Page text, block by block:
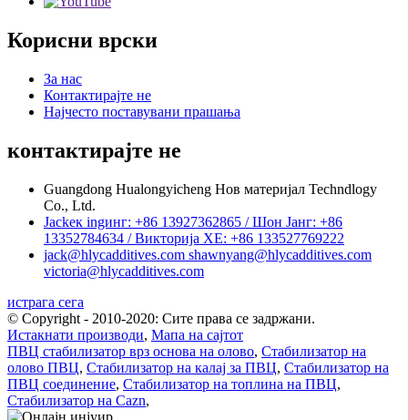
Корисни врски
За нас
Контактирајте не
Најчесто поставувани прашања
контактирајте не
Guangdong Hualongyicheng Нов материјал Techndlogy
Co., Ltd.
Jackек ingинг: +86 13927362865 / Шон Јанг: +86
13352784634 / Викторија ХЕ: +86 133527769222
jack@hlycadditives.com shawnyang@hlycadditives.com
victoria@hlycadditives.com
истрага сега
© Copyright - 2010-2020: Сите права се задржани.
Истакнати производи, Мапа на сајтот
ПВЦ стабилизатор врз основа на олово, Стабилизатор на
олово ПВЦ, Стабилизатор на калај за ПВЦ, Стабилизатор на
ПВЦ соединение, Стабилизатор на топлина на ПВЦ,
Стабилизатор на Cazn,